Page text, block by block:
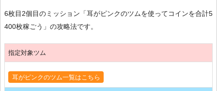
6枚目2個目のミッション「耳がピンクのツムを使ってコインを合計5
400枚稼ごう」の攻略法です。
指定対象ツム
耳がピンクのツム一覧はこちら